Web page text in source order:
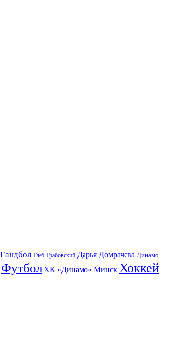
Гандбол Глеб Грабовский Дарья Домрачева Динамо
Футбол ХК «Динамо» Минск Хоккей